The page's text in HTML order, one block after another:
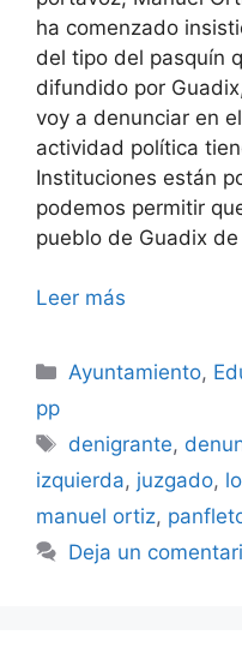
ha comenzado
del tipo del pasquín
difundido por
voy a denunciar en
actividad política
Instituciones están
podemos permitir
pueblo de Guadix
Leer más
Categorías
Ayuntamiento,
pp
Etiquetas
denigrante,
izquierda, juzgado,
manuel ortiz,
Deja un